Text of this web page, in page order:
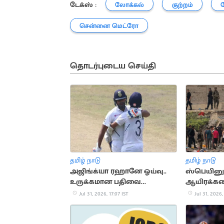
டேக்ஸ் : லோக்கல் குற்றம்
சென்னை மெட்ரோ
தொடர்புடைய செய்தி
தமிழ் நாடு
அஜிங்க்யா ரஹானே ஓய்வு..
உருக்கமான பதிவை
வெளியிட்ட ரோகித் சர்மா
Jul 31, 2026, 17:07 IST
தமிழ் நாடு
நெரிசலில்
Jul 31, 2026,